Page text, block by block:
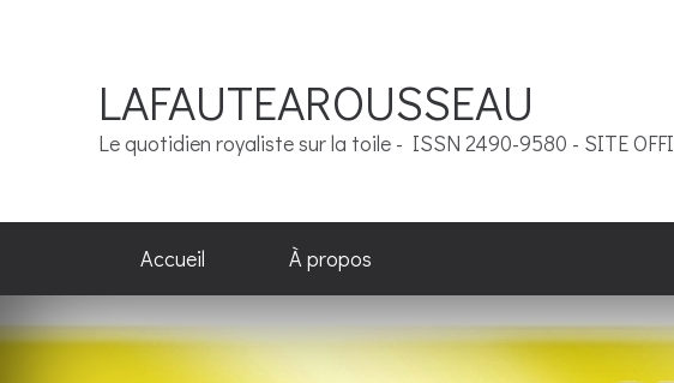
LAFAUTEAROUSSEAU
Le quotidien royaliste sur la toile - ISSN 2490-9580 - SITE
Accueil À propos